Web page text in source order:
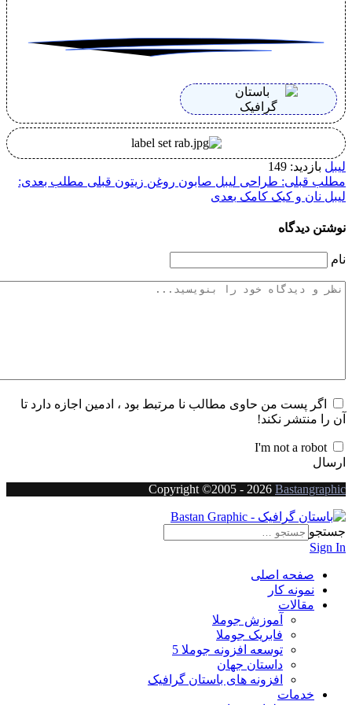
لیبل صابون روغن زیتونقبلی مطلب بعدی:
کامکبعدی
حاوی مطالب نا مرتبط بود ، ادمین اجازه دارد تا
I'm
Copyright ©2005 -2026
جوملا
جوملا
افزونه جوملا 5
جهان
های باستان گرافیک